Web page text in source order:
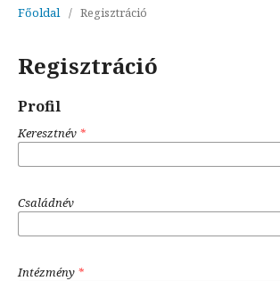
Főoldal / Regisztráció
Regisztráció
Profil
Keresztnév *
Családnév
Intézmény *